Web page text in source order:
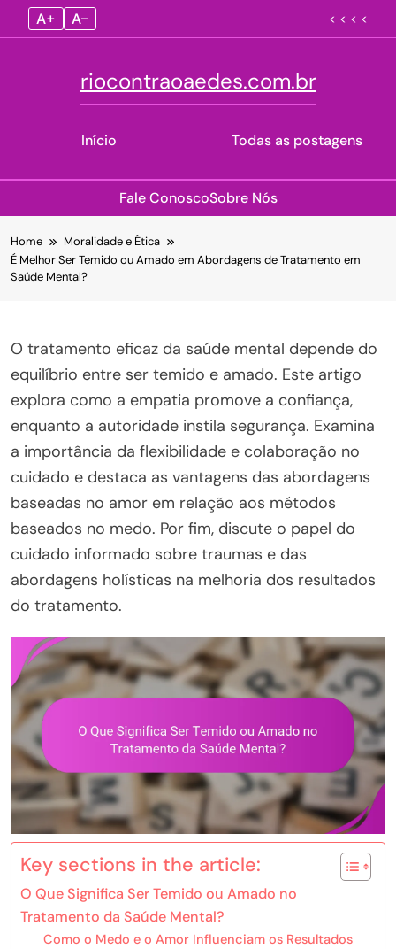
A+ A– < < < <
Início
riocontraoaedes.com.br
Todas as postagens
Fale ConoscoSobre Nós
to
content
Home
Moralidade e Ética
É Melhor Ser Temido ou Amado em Abordagens de Tratamento em
Saúde Mental?
O tratamento eficaz da saúde mental depende do
equilíbrio entre ser temido e amado. Este artigo
explora como a empatia promove a confiança,
enquanto a autoridade instila segurança. Examina
a importância da flexibilidade e colaboração no
cuidado e destaca as vantagens das abordagens
baseadas no amor em relação aos métodos
baseados no medo. Por fim, discute o papel do
cuidado informado sobre traumas e das
abordagens holísticas na melhoria dos resultados
do tratamento.
Key sections in the article:
O Que Significa Ser Temido ou Amado no
Tratamento da Saúde Mental?
Como o Medo e o Amor Influenciam os Resultados